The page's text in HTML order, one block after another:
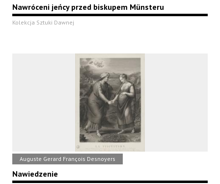
Nawróceni jeńcy przed biskupem Münsteru
Kolekcja Sztuki Dawnej
Auguste Gerard François Desnoyers
Nawiedzenie